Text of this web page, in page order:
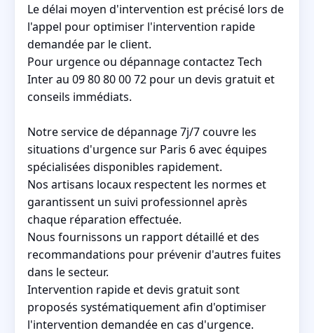
Le délai moyen d'intervention est précisé lors de
l'appel pour optimiser l'intervention rapide
demandée par le client.
Pour urgence ou dépannage contactez Tech
Inter au 09 80 80 00 72 pour un devis gratuit et
conseils immédiats.
Notre service de dépannage 7j/7 couvre les
situations d'urgence sur Paris 6 avec équipes
spécialisées disponibles rapidement.
Nos artisans locaux respectent les normes et
garantissent un suivi professionnel après
chaque réparation effectuée.
Nous fournissons un rapport détaillé et des
recommandations pour prévenir d'autres fuites
dans le secteur.
Intervention rapide et devis gratuit sont
proposés systématiquement afin d'optimiser
l'intervention demandée en cas d'urgence.